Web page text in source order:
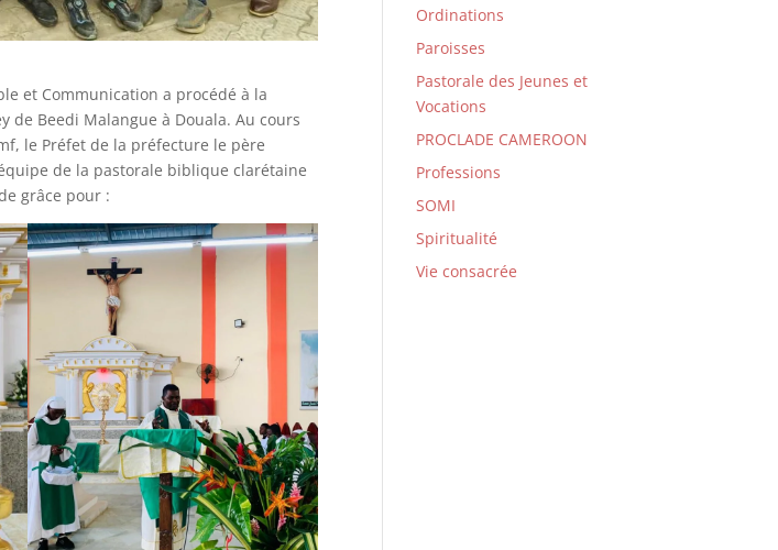
et Communication a procédé à la
de Beedi Malangue à Douala. Au cours
le Préfet de la préfecture le père
de la pastorale biblique clarétaine
grâce pour :
Ordinations
Paroisses
Pastorale des Jeunes et
Vocations
PROCLADE CAMEROON
Professions
SOMI
Spiritualité
Vie consacrée